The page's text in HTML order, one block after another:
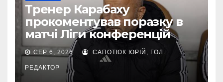
Тренер Карабаху
прокоментував поразку в
матчі Ліги конференцій
СЕР 6, 2026 САПОТЮК ЮРІЙ, ГОЛ.
РЕДАКТОР